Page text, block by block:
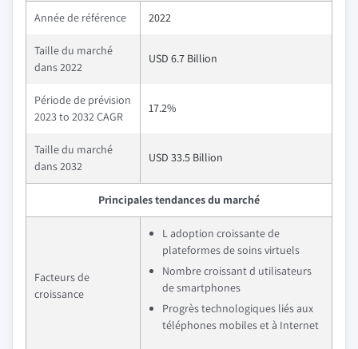
Année de référence 2022
Taille du marché
dans 2022
USD 6.7 Billion
Période de prévision
2023 to 2032 CAGR
17.2%
Taille du marché
dans 2032
USD 33.5 Billion
Principales tendances du marché
Facteurs de
croissance
L adoption croissante de
plateformes de soins virtuels
Nombre croissant d utilisateurs
de smartphones
Progrès technologiques liés aux
téléphones mobiles et à Internet